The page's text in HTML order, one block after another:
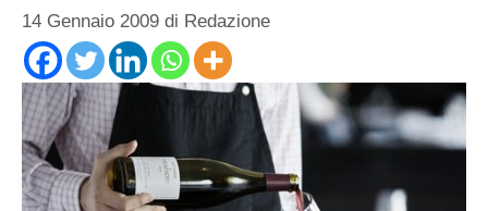
14 Gennaio 2009 di Redazione